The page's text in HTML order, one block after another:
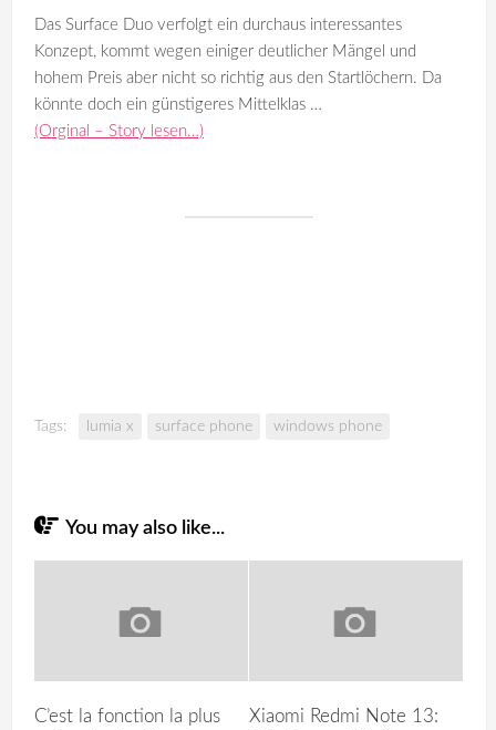
Das Surface Duo verfolgt ein durchaus interessantes
Konzept, kommt wegen einiger deutlicher Mängel und
hohem Preis aber nicht so richtig aus den Startlöchern. Da
könnte doch ein günstigeres Mittelklas …
(Orginal – Story lesen…)
Tags: lumia x surface phone windows phone
You may also like...
C’est la fonction la plus
Xiaomi Redmi Note 13: